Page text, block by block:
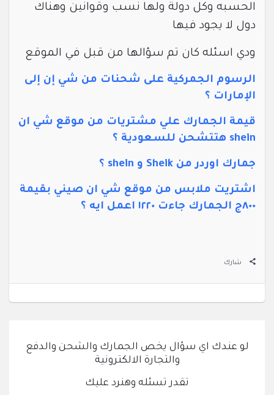
الحسبه وكل دولة ولها نسب وقوانين وهناك
دول لا يجود فيها
ودي اسئله كان تم سؤالها من قبل في الموقع
الإمارات ؟
shein هتتشحن للسعودية ؟
جمارك اوردر من Sheik و shein ؟
٨٠٠ج الجمارك جاءت ١٢٢٠ اعمل ايه ؟
شارك
لو عندك اي سؤال يخص الجمارك والشحن والدفع
والتجارة الالكترونية
تقدر تسئله وهنرد عليك